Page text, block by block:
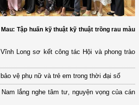
Tập huấn kỹ thuật kỹ thuật trồng rau màu
Long sơ kết công tác Hội và phong trào
vệ phụ nữ và trẻ em trong thời đại số
lắng nghe tâm tư, nguyện vọng của cán